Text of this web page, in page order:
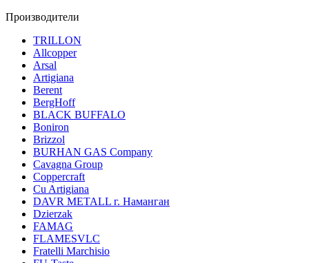
Производители
TRILLON
Allcopper
Arsal
Artigiana
Berent
BergHoff
BLACK BUFFALO
Boniron
Brizzol
BURHAN GAS Company
Cavagna Group
Coppercraft
Cu Artigiana
DAVR METALL г. Наманган
Dzierzak
FAMAG
FLAMESVLC
Fratelli Marchisio